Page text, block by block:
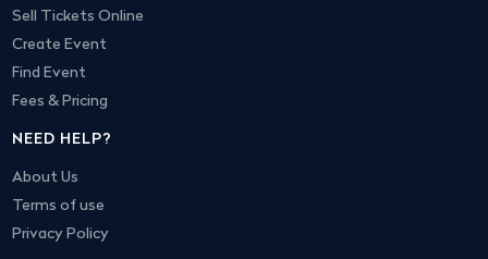
Sell Tickets Online
Create Event
Find Event
Fees & Pricing
NEED HELP?
About Us
Terms of use
Privacy Policy